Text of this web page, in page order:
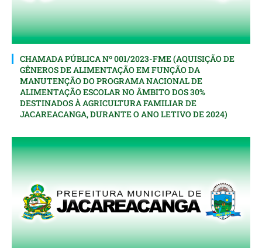
CHAMADA PÚBLICA Nº 001/2023-FME (AQUISIÇÃO DE
GÊNEROS DE ALIMENTAÇÃO EM FUNÇÃO DA
MANUTENÇÃO DO PROGRAMA NACIONAL DE
ALIMENTAÇÃO ESCOLAR NO ÂMBITO DOS 30%
DESTINADOS À AGRICULTURA FAMILIAR DE
JACAREACANGA, DURANTE O ANO LETIVO DE 2024)